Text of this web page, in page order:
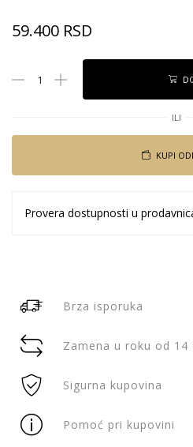
59.400 RSD
ILI
KUPI
Provera dostupnosti u
Brza isporuka
Zamena u roku od 14
Sigurna kupovina
Pomoć pri kupovini